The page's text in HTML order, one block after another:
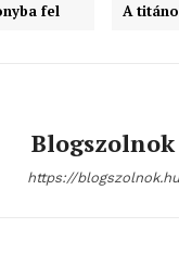
fel A
Blogszolnok
https://blogszolnok.hu